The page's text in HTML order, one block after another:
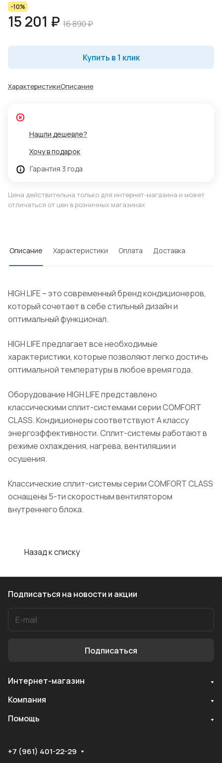
-10%
15 201 ₽ 16 890 ₽
Купить в 1 клик
ХарактеристикиОписание
Нашли дешевле?
Хочу в подарок
Гарантия 3 года
Цена действительна только для интернет-магазина и может
отличаться от цен в розничных магазинах
Описание Характеристики Оплата Доставка
HIGH LIFE – это современный бренд кондиционеров,
который сочетает в себе стильный дизайн и
оптимальный функционал.
HIGH LIFE предлагает все необходимые
характеристики, которые позволяют легко достичь
оптимальной температуры в любое время года.
Оборудование HIGH LIFE представлено
классическими сплит-системами серии COMFORT
CLASS. Кондиционеры соответствуют А классу
энергоэффективности. Сплит-системы работают в
режиме охлаждения, нагрева, вентиляции и
осушения.
Классические сплит-системы серии COMFORT CLASS
оснащены 5-ти скоростным вентилятором
внутреннего блока.
Назад к списку
Подписаться на новости и акции
Подписаться
Интернет-магазин
Компания
Помощь
+7 (961) 401-22-29